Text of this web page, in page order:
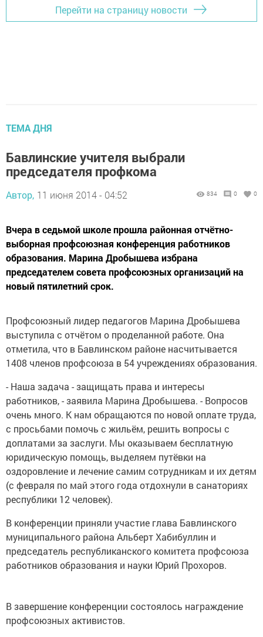
Перейти на страницу новости
ТЕМА ДНЯ
Бавлинские учителя выбрали
председателя профкома
Автор, 11 июня 2014 - 04:52 834 0 0
Вчера в седьмой школе прошла районная отчётно-
выборная профсоюзная конференция работников
образования. Марина Дробышева избрана
председателем совета профсоюзных организаций на
новый пятилетний срок.
Профсоюзный лидер педагогов Марина Дробышева
выступила с отчётом о проделанной работе. Она
отметила, что в Бавлинском районе насчитывается
1408 членов профсоюза в 54 учреждениях образования.
- Наша задача - защищать права и интересы
работников, - заявила Марина Дробышева. - Вопросов
очень много. К нам обращаются по новой оплате труда,
с просьбами помочь с жильём, решить вопросы с
доплатами за заслуги. Мы оказываем бесплатную
юридическую помощь, выделяем путёвки на
оздоровление и лечение самим сотрудникам и их детям
(с февраля по май этого года отдохнули в санаториях
республики 12 человек).
В конференции приняли участие глава Бавлинского
муниципального района Альберт Хабибуллин и
председатель республиканского комитета профсоюза
работников образования и науки Юрий Прохоров.
В завершение конференции состоялось награждение
профсоюзных активистов.